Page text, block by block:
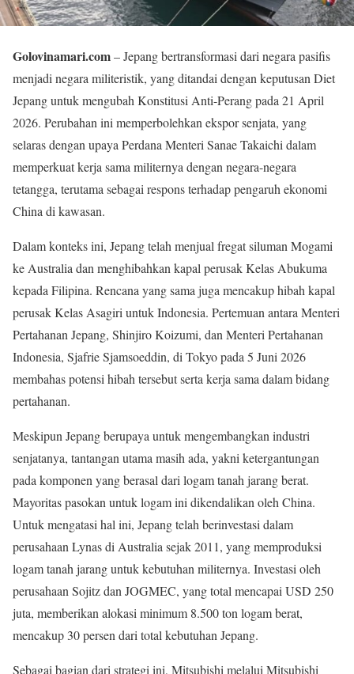
Golovinamari.com– Jepang bertransformasi dari negara pasifis
menjadi negara militeristik, yang ditandai dengan keputusan Diet
Jepang untuk mengubah Konstitusi Anti-Perang pada 21 April
2026. Perubahan ini memperbolehkan ekspor senjata, yang
selaras dengan upaya Perdana Menteri Sanae Takaichi dalam
memperkuat kerja sama militernya dengan negara-negara
tetangga, terutama sebagai respons terhadap pengaruh ekonomi
China di kawasan.
Dalam konteks ini, Jepang telah menjual fregat siluman Mogami
ke Australia dan menghibahkan kapal perusak Kelas Abukuma
kepada Filipina. Rencana yang sama juga mencakup hibah kapal
perusak Kelas Asagiri untuk Indonesia. Pertemuan antara Menteri
Pertahanan Jepang, Shinjiro Koizumi, dan Menteri Pertahanan
Indonesia, Sjafrie Sjamsoeddin, di Tokyo pada 5 Juni 2026
membahas potensi hibah tersebut serta kerja sama dalam bidang
pertahanan.
Meskipun Jepang berupaya untuk mengembangkan industri
senjatanya, tantangan utama masih ada, yakni ketergantungan
pada komponen yang berasal dari logam tanah jarang berat.
Mayoritas pasokan untuk logam ini dikendalikan oleh China.
Untuk mengatasi hal ini, Jepang telah berinvestasi dalam
perusahaan Lynas di Australia sejak 2011, yang memproduksi
logam tanah jarang untuk kebutuhan militernya. Investasi oleh
perusahaan Sojitz dan JOGMEC, yang total mencapai USD 250
juta, memberikan alokasi minimum 8.500 ton logam berat,
mencakup 30 persen dari total kebutuhan Jepang.
Sebagai bagian dari strategi ini, Mitsubishi melalui Mitsubishi